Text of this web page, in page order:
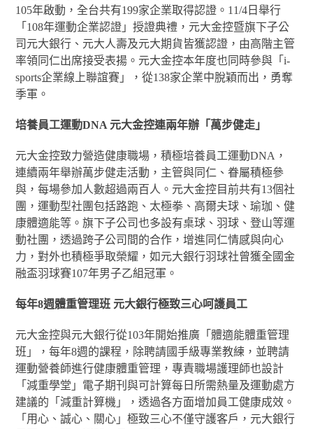
105年啟動，全台共有199家企業取得認證。11/4日舉行
「108年運動企業認證」授證典禮，元大金控暨旗下子公
司元大銀行、元大人壽及元大期貨皆獲認證，由高階主管
率領同仁出席接受表揚。元大金控本年度也同時參與「i-
sports企業線上聯誼賽」，從138家企業中脫穎而出，勇奪
季軍。
培養員工運動DNA 元大金控連兩年辦「萬步健走」
元大金控致力營造健康職場，積極培養員工運動DNA，
連續兩年舉辦萬步健走活動，主管與同仁、眷屬積極參
與，每場參加人數超過兩百人。元大金控目前共有13個社
團，運動型社團包括路跑、太極拳、高爾夫球、瑜珈、健
康體適能等。旗下子公司也多設有桌球、羽球、登山等運
動社團，透過跨子公司間的合作，增進同仁情感與向心
力，對外也積極爭取榮耀，如元大銀行羽球社曾獲全國金
融盃羽球賽107年男子乙組冠軍。
每年8週體重管理班 元大銀行極致三心呵護員工
元大金控與元大銀行從103年開始推廣「體適能體重管理
班」，每年8週的課程，除聘請國手級專業教練，並聘請
運動營養師進行健康體重管理，專責職場護理師也設計
「減重學堂」電子期刊與可計算每日所需熱量及運動處方
建議的「減重計算機」，透過各方面增加員工健康成效。
「用心、誠心、關心」極致三心不僅守護客戶，元大銀行